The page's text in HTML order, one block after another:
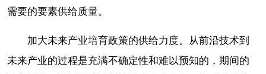
需要的要素供给质量。
加大未来产业培育政策的供给力度。从前沿技术到
未来产业的过程是充满不确定性和难以预知的，期间的